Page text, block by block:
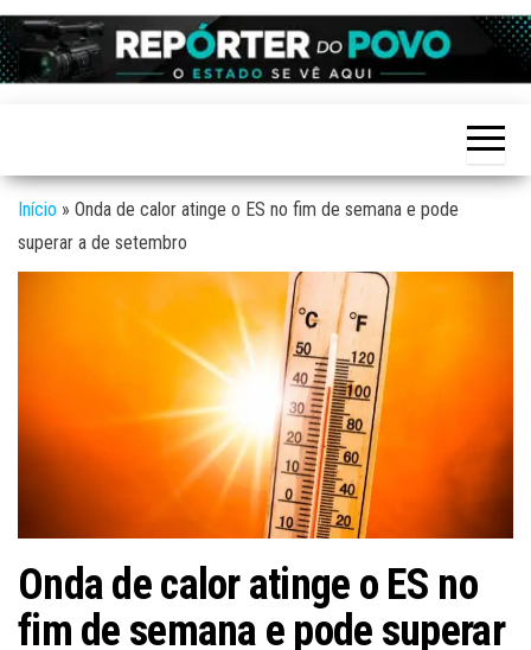
Skip
to
the
Reporter
site de
Notícias
Início » Onda de calor atinge o ES no fim de semana e pode
superar a de setembro
Onda de calor atinge o ES no
fim de semana e pode superar